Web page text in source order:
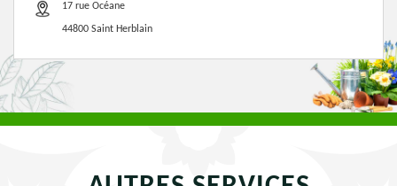
17 rue Océane
44800 Saint Herblain